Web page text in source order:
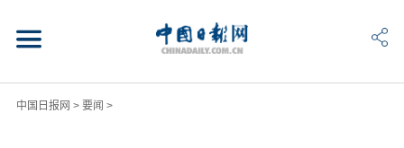
中国日报网 > 要闻 >